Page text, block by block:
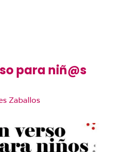
para niñ@s
Zaballos